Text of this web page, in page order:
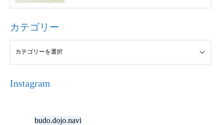
カテゴリー
Instagram
budo.dojo.navi